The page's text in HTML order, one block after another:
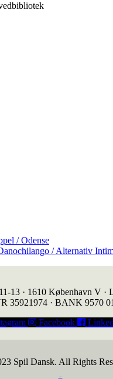
/ Odense
/ Alternativ
13 · 1610 København V ·
35921974 · BANK 9570
Facebook
Spil Dansk. All Rights